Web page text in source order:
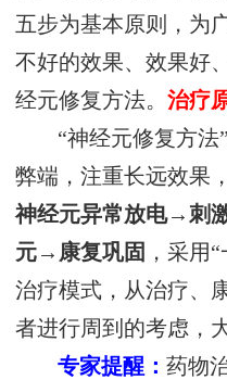
五步为基本原则，为
不好的效果、效果
经元修复方法。 治疗
“神经元修复方
弊端，注重长远效果
神经元异常放电→刺
元→康复巩固 ，采用
治疗模式，从治疗、
者进行周到的考虑，
专家提醒：药物